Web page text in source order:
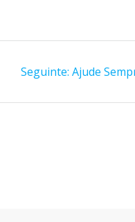
Seguinte: Post
Ajude